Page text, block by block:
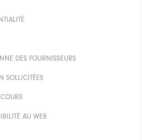
DES FOURNISSEURS
SOLLICITÉES
AU WEB